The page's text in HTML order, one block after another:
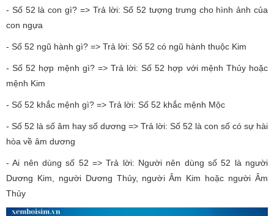
- Số 52 là con gì? => Trả lời: Số 52 tượng trưng cho hình ảnh của
con ngựa
- Số 52 ngũ hành gì? => Trả lời: Số 52 có ngũ hành thuộc Kim
- Số 52 hợp mệnh gì? => Trả lời: Số 52 hợp với mệnh Thủy hoặc
mệnh Kim
- Số 52 khắc mệnh gì? => Trả lời: Số 52 khắc mệnh Mộc
- Số 52 là số âm hay số dương => Trả lời: Số 52 là con số có sự hài
hòa về âm dương
- Ai nên dùng số 52 => Trả lời: Người nên dùng số 52 là người
Dương Kim, người Dương Thủy, người Âm Kim hoặc người Âm
Thủy